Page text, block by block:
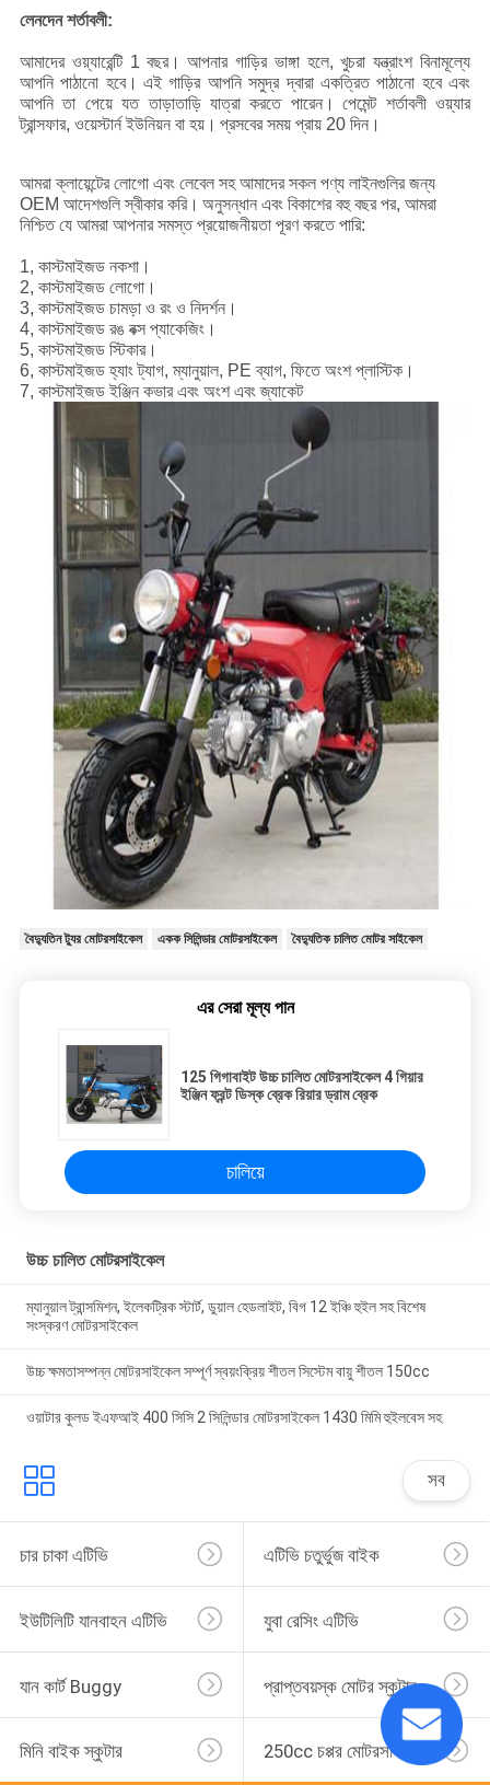
লেনদেন শর্তাবলী:
আমাদের ওয়্যারেন্টি 1 বছর।
আপনার গাড়ির ভাঙ্গা হলে, খুচরা যন্ত্রাংশ বিনামূল্যে
আপনি পাঠানো হবে। এই গাড়ির আপনি সমুদ্র দ্বারা একত্রিত পাঠানো হবে এবং
আপনি তা পেয়ে যত তাড়াতাড়ি যাত্রা করতে পারেন।
পেমেন্ট শর্তাবলী ওয়্যার
ট্রান্সফার, ওয়েস্টার্ন ইউনিয়ন বা হয়। প্রসবের সময় প্রায় 20 দিন।
আমরা ক্লায়েন্টের লোগো এবং লেবেল সহ আমাদের সকল পণ্য লাইনগুলির জন্য
OEM আদেশগুলি স্বীকার করি। অনুসন্ধান এবং বিকাশের বহু বছর পর, আমরা
নিশ্চিত যে আমরা আপনার সমস্ত প্রয়োজনীয়তা পূরণ করতে পারি:
1, কাস্টমাইজড নকশা।
2, কাস্টমাইজড লোগো।
3, কাস্টমাইজড চামড়া ও রং ও নিদর্শন।
4, কাস্টমাইজড রঙ বক্স প্যাকেজিং।
5, কাস্টমাইজড স্টিকার।
6, কাস্টমাইজড হ্যাং ট্যাগ, ম্যানুয়াল, PE ব্যাগ, ফিতে অংশ প্লাস্টিক।
7, কাস্টমাইজড ইঞ্জিন কভার এবং অংশ এবং জ্যাকেট
বৈদ্যুতিন ট্যুর মোটরসাইকেল একক সিলিন্ডার মোটরসাইকেল বৈদ্যুতিক চালিত মোটর সাইকেল
এর সেরা মূল্য পান
125 গিগাবাইট উচ্চ চালিত মোটরসাইকেল 4 গিয়ার
ইঞ্জিন ফ্রন্ট ডিস্ক ব্রেক রিয়ার ড্রাম ব্রেক
চালিয়ে
উচ্চ চালিত মোটরসাইকেল
ম্যানুয়াল ট্রান্সমিশন, ইলেকট্রিক স্টার্ট, ডুয়াল হেডলাইট, বিগ 12 ইঞ্চি হুইল সহ বিশেষ
সংস্করণ মোটরসাইকেল
উচ্চ ক্ষমতাসম্পন্ন মোটরসাইকেল সম্পূর্ণ স্বয়ংক্রিয় শীতল সিস্টেম বায়ু শীতল 150cc
ওয়াটার কুলড ইএফআই 400 সিসি 2 সিলিন্ডার মোটরসাইকেল 1430 মিমি হুইলবেস সহ
সব
চার চাকা এটিভি এটিভি চতুর্ভুজ বাইক
ইউটিলিটি যানবাহন এটিভি যুবা রেসিং এটিভি
যান কার্ট Buggy প্রাপ্তবয়স্ক মোটর স্কুটার
মিনি বাইক স্কুটার 250cc চপ্পর মোটরসাইকেল